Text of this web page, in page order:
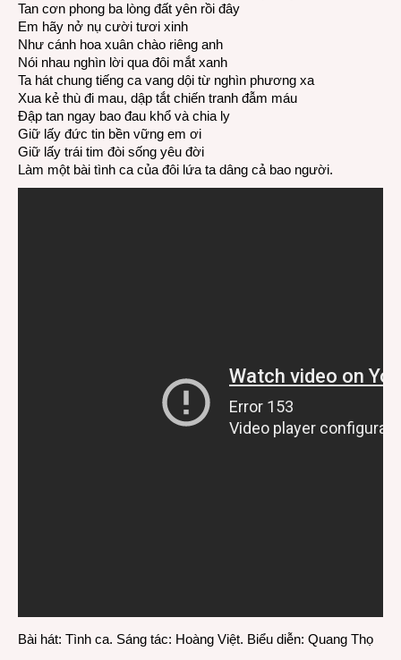
Tan cơn phong ba lòng đất yên rồi đây
Em hãy nở nụ cười tươi xinh
Như cánh hoa xuân chào riêng anh
Nói nhau nghìn lời qua đôi mắt xanh
Ta hát chung tiếng ca vang dội từ nghìn phương xa
Xua kẻ thù đi mau, dập tắt chiến tranh đẫm máu
Đập tan ngay bao đau khổ và chia ly
Giữ lấy đức tin bền vững em ơi
Giữ lấy trái tim đòi sống yêu đời
Làm một bài tình ca của đôi lứa ta dâng cả bao người.
Bài hát: Tình ca. Sáng tác: Hoàng Việt. Biểu diễn: Quang Thọ